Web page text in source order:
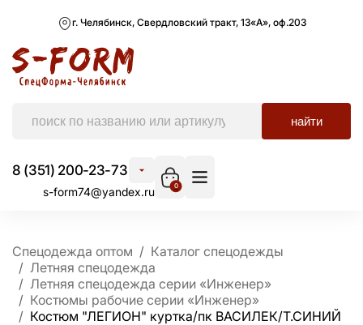
г. Челябинск, Свердловский тракт, 13«А», оф.203
найти
8 (351) 200-23-73
s-form74@yandex.ru 0
Спецодежда оптом
Каталог спецодежды
Летняя спецодежда
Летняя спецодежда серии «Инженер»
Костюмы рабочие серии «Инженер»
Костюм "ЛЕГИОН" куртка/пк ВАСИЛЕК/Т.СИНИЙ